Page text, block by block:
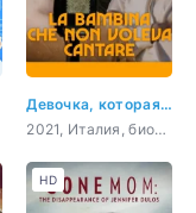
Девочка, которая не хотела петь
2021, Италия, биография
HD